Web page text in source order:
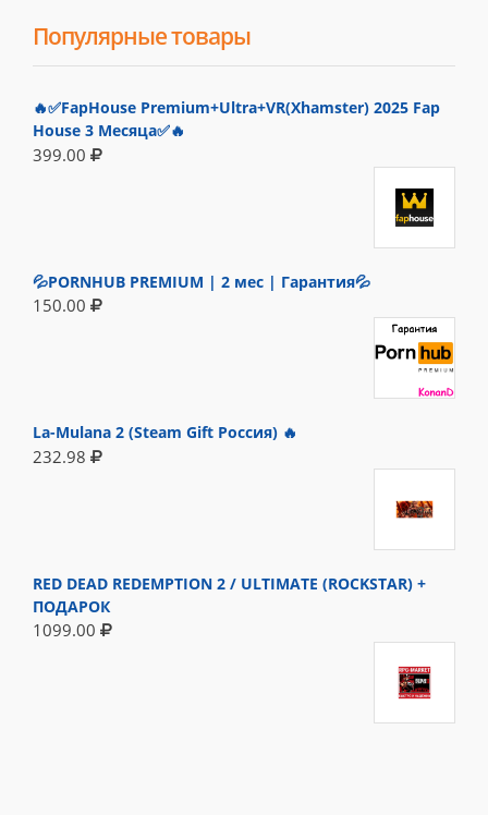
Популярные товары
🔥✅FapHouse Premium+Ultra+VR(Xhamster) 2025 Fap
House 3 Месяца✅🔥
399.00
💦PORNHUB PREMIUM | 2 мес | Гарантия💦
150.00
La-Mulana 2 (Steam Gift Россия) 🔥
232.98
RED DEAD REDEMPTION 2 / ULTIMATE (ROCKSTAR) +
ПОДАРОК
1099.00